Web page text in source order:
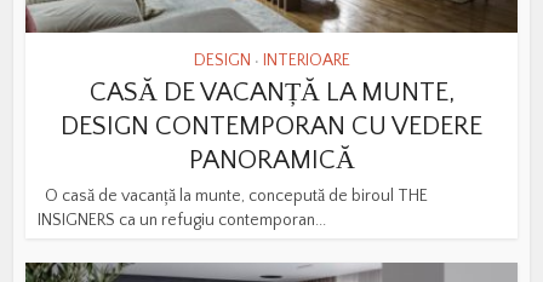
DESIGN • INTERIOARE
CASĂ DE VACANȚĂ LA MUNTE,
DESIGN CONTEMPORAN CU VEDERE
PANORAMICĂ
O casă de vacanță la munte, concepută de biroul THE
INSIGNERS ca un refugiu contemporan...